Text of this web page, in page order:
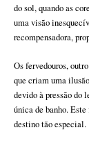
do sol, quando as
uma visão
recompensadora,
Os fervedouros,
que criam uma
devido à pressão do
única de banho.
destino tão especial.